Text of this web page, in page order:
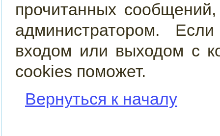
прочитанных
администратором.
входом или выходом с
cookies поможет.
Вернуться к началу